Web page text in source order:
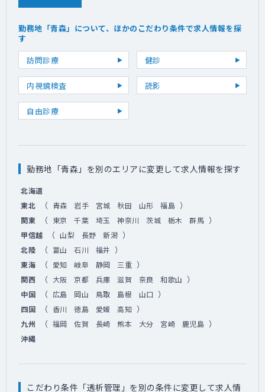
勤務地「青森」について、ほかのこだわり条件で求人情報を探
す
訪問診療
健診
内視鏡検査 読影
自由診療
勤務地「青森」を別のエリアに変更して求人情報を探す
北海道
東北
（ 青森 岩手 宮城 秋田 山形 福島 ）
関東 （ 東京 千葉 埼玉 神奈川 茨城 栃木 群馬 ）
甲信越 （ 山梨 長野 新潟 ）
北陸 （ 富山 石川 福井 ）
東海 （ 愛知 岐阜 静岡 三重 ）
関西 （ 大阪 京都 兵庫 滋賀 奈良 和歌山 ）
中国 （ 広島 岡山 鳥取 島根 山口 ）
四国 （ 香川 徳島 愛媛 高知 ）
九州 （ 福岡 佐賀 長崎 熊本 大分 宮崎 鹿児島 ）
沖縄
こだわり条件「透析管理」を別の条件に変更して求人情